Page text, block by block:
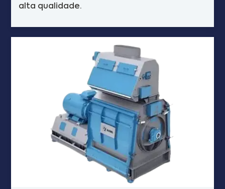
alta qualidade.